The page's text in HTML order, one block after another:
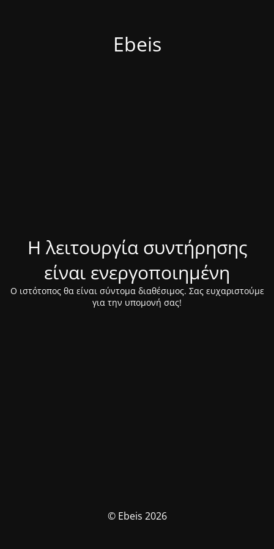
Ebeis
Η λειτουργία συντήρησης
είναι ενεργοποιημένη
Ο ιστότοπος θα είναι σύντομα διαθέσιμος. Σας ευχαριστούμε
για την υπομονή σας!
© Ebeis 2026